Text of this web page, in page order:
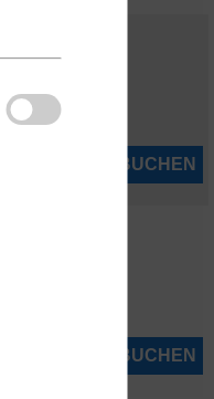
JETZT BUCHEN
JETZT BUCHEN